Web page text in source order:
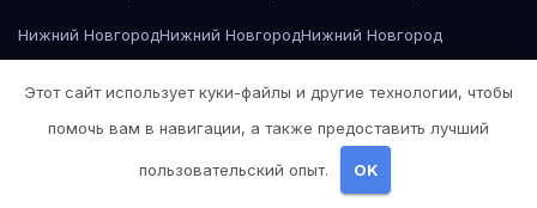
Нижний НовгородНижний НовгородНижний Новгород
Нижний Новгород Нижний НовгородНижний Новгород
Нижний НовгородНижний НовгородНижний Новгород
Этот сайт использует куки-файлы и другие технологии, чтобы
помочь вам в навигации, а также предоставить лучший
пользовательский опыт. OK